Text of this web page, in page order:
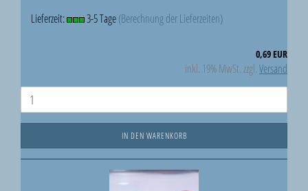
Lieferzeit: 3-5 Tage(Berechnung der Lieferzeiten)
0,69 EUR
inkl. 19% MwSt. zzgl.Versand
IN DEN WARENKORB